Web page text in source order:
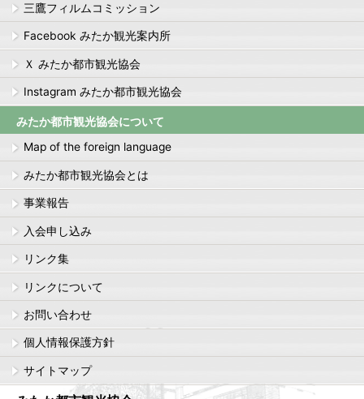
三鷹フィルムコミッション
Facebook みたか観光案内所
Ｘ みたか都市観光協会
Instagram みたか都市観光協会
みたか都市観光協会について
Map of the foreign language
みたか都市観光協会とは
事業報告
入会申し込み
リンク集
リンクについて
お問い合わせ
個人情報保護方針
サイトマップ